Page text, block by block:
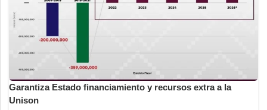
Garantiza Estado financiamiento y recursos extra a la
Unison